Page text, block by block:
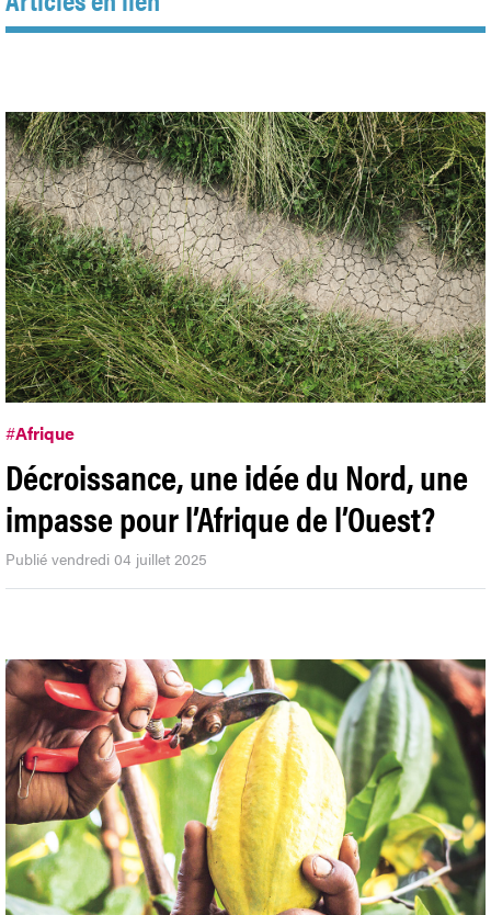
#Afrique
Décroissance, une idée du Nord, une
impasse pour l’Afrique de l’Ouest?
Publié vendredi 04 juillet 2025